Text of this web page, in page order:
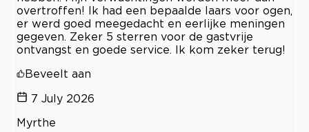
overtroffen! Ik had een bepaalde laars voor ogen,
er werd goed meegedacht en eerlijke meningen
gegeven. Zeker 5 sterren voor de gastvrije
ontvangst en goede service. Ik kom zeker terug!
Beveelt aan
7 July 2026
Myrthe